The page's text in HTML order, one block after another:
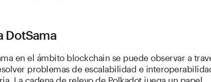
DotSama
en el ámbito blockchain se puede observar a
problemas de escalabilidad e
La cadena de relevo de Polkadot juega un papel